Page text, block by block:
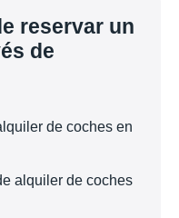
reservar un
de
de coches en
alquiler de coches